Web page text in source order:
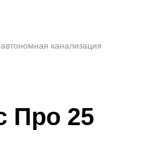
канализация
Про 25